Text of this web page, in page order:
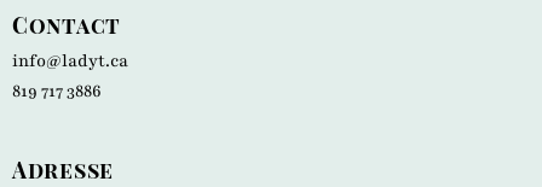
Contact
info@ladyt.ca
819 717 3886
Adresse